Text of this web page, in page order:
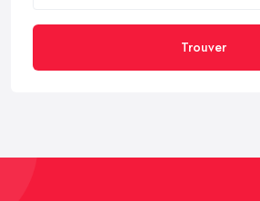
Trouver